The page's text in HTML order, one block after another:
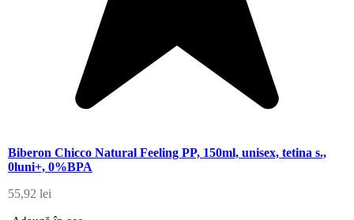
Biberon Chicco Natural Feeling PP, 150ml, unisex, tetina s.,
0luni+, 0%BPA
55,92 lei